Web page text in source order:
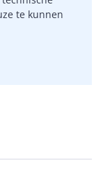
te kunnen